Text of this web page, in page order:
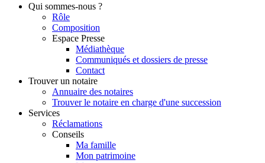
Qui sommes-nous ?
Rôle
Composition
Espace Presse
Médiathèque
Communiqués et dossiers de presse
Contact
Trouver un notaire
Annuaire des notaires
Trouver le notaire en charge d'une succession
Services
Réclamations
Conseils
Ma famille
Mon patrimoine